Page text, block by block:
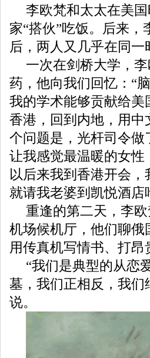
李欧梵和太太在美
家“搭伙”吃饭。后来
后，两人又几乎在同一
一次在剑桥大学，
药，他向我们回忆：“
我的学术能够贡献给
香港，回到内地，用
个问题是，光杆司令
让我感觉最温暖的女
以后来我到香港开会
就请我老婆到凯悦酒店
重逢的第二天，李
机场候机厅，他们聊
用传真机写情书、打昂
“我们是典型的从恋
墓，我们正相反，我们
说。